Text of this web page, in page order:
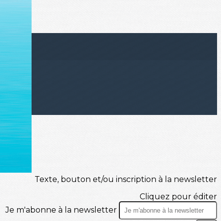
Texte, bouton et/ou inscription à la newsletter
Cliquez pour éditer
Je m'abonne à la newsletter